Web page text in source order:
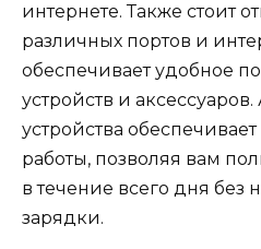
интернете. Также стоит
различных портов и
обеспечивает удобное
устройств и
устройства
работы, позволяя вам
в течение всего дня без
зарядки.